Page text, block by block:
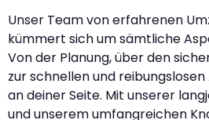
Unser Team von erfahrenen
kümmert sich um sämtliche
Von der Planung, über den
zur schnellen und
an deiner Seite. Mit unserer
und unserem umfangreichen